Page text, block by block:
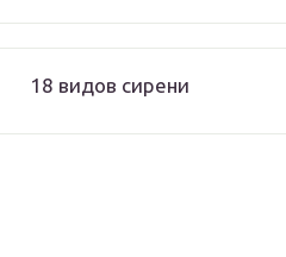
18 видов сирени